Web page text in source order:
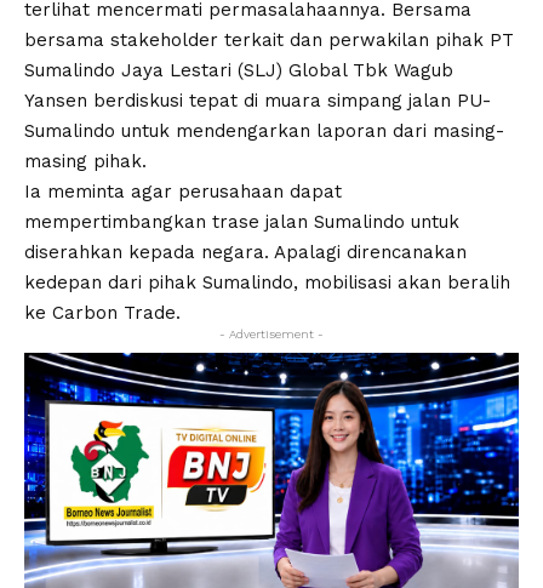
terlihat mencermati permasalahaannya. Bersama
bersama stakeholder terkait dan perwakilan pihak PT
Sumalindo Jaya Lestari (SLJ) Global Tbk Wagub
Yansen berdiskusi tepat di muara simpang jalan PU-
Sumalindo untuk mendengarkan laporan dari masing-
masing pihak.
Ia meminta agar perusahaan dapat
mempertimbangkan trase jalan Sumalindo untuk
diserahkan kepada negara. Apalagi direncanakan
kedepan dari pihak Sumalindo, mobilisasi akan beralih
ke Carbon Trade.
- Advertisement -